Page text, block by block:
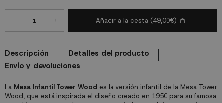
La Mesa Infantil Tower Wood es la versión infantil de la Mesa Tower
Wood, que está inspirada el diseño creado en 1950 para su famosa
- + Añadir a la cesta (49,00€)
Descripción
Detalles del producto
Envío y devoluciones